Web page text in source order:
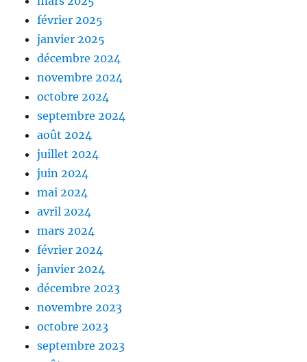
février 2025
janvier 2025
décembre 2024
novembre 2024
octobre 2024
septembre 2024
août 2024
juillet 2024
juin 2024
mai 2024
avril 2024
mars 2024
février 2024
janvier 2024
décembre 2023
novembre 2023
octobre 2023
septembre 2023